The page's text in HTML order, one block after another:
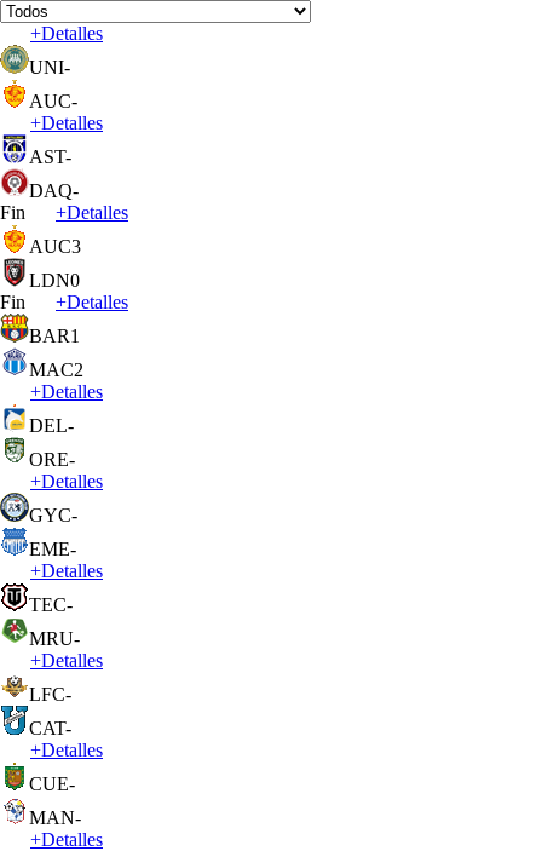
+Detalles
UNI-
AUC-
+Detalles
AST-
DAQ-
Fin
+Detalles
AUC3
LDN0
Fin
+Detalles
BAR1
MAC2
+Detalles
DEL-
ORE-
+Detalles
GYC-
EME-
+Detalles
TEC-
MRU-
+Detalles
LFC-
CAT-
+Detalles
CUE-
MAN-
+Detalles